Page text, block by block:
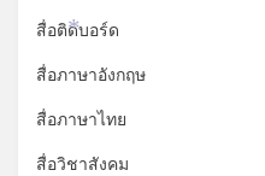
สื่อติดบอร์ด
สื่อภาษาอังกฤษ
สื่อภาษาไทย
สื่อวิชาสังคม